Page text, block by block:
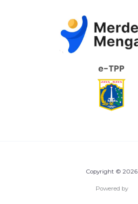
Copyright © 2026
Powered by